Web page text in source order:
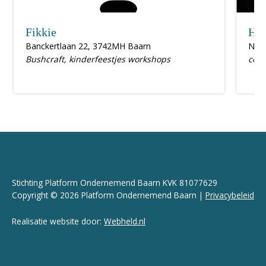
Fikkie
Banckertlaan 22, 3742MH Baarn
Bushcraft, kinderfeestjes workshops
Stichting Platform Ondernemend Baarn KVK 81077629
Copyright © 2026 Platform Ondernemend Baarn | Privacybeleid
Realisatie website door: Webheld.nl